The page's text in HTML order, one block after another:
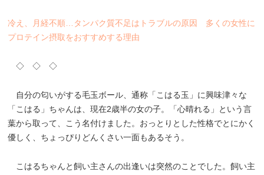
冷え、月経不順…タンパク質不足はトラブルの原因 多くの女性に
プロテイン摂取をおすすめする理由
◇ ◇ ◇
自分の匂いがする毛玉ボール、通称「こはる玉」に興味津々な
「こはる」ちゃんは、現在2歳半の女の子。「心晴れる」という言
葉から取って、こう名付けました。おっとりとした性格でとにかく
優しく、ちょっぴりどんくさい一面もあるそう。
こはるちゃんと飼い主さんの出逢いは突然のことでした。飼い主